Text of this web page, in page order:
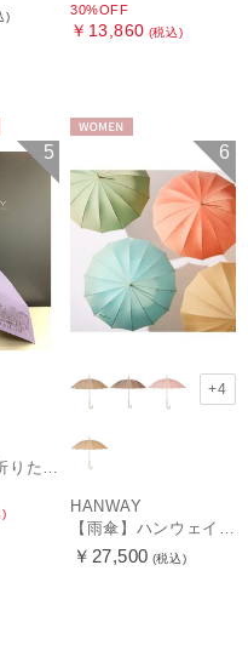
) 30%OFF
￥13,860 (税込)
5
【晴雨兼用 折りたたみ日傘】ハンウェイ（ＨＡＮＷＡＹ）HW street（ハンウェイ・ストリート）
)
6
+4
HANWAY
【雨傘】ハンウェイ （HANWAY ）真田耳（サナダミミ）長傘 日本製 カーボン骨
￥27,500 (税込)